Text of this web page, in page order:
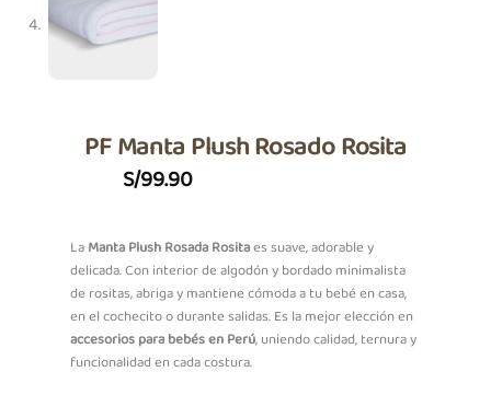
PF Manta Plush Rosado Rosita
S/99.90
LaManta Plush Rosada Rositaes suave, adorable y
delicada. Con interior de algodón y bordado minimalista
de rositas, abriga y mantiene cómoda a tu bebé en casa,
en el cochecito o durante salidas. Es la mejor elección en
accesorios para bebés en Perú, uniendo calidad, ternura y
funcionalidad en cada costura.